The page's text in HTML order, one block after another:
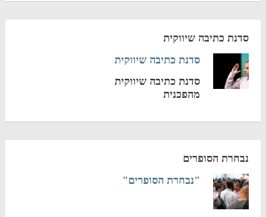
סדנת כתיבה שיווקית
סדנת כתיבה שיווקית
סדנת כתיבה שיווקית
מהפכנית
נבחרת הסופרים
"נבחרת הסופרים"